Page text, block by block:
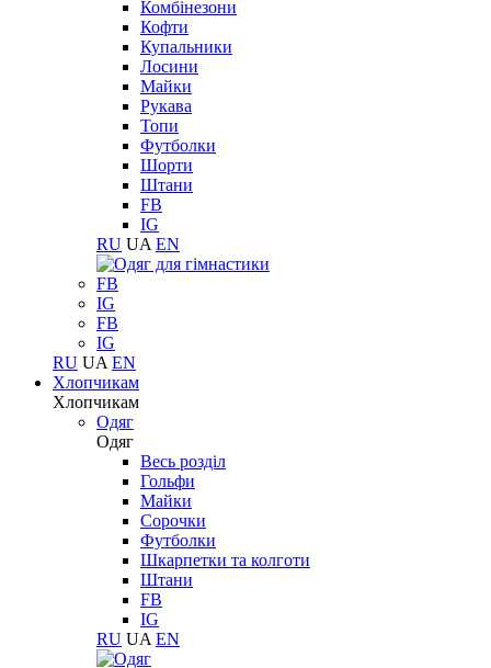
Комбінезони
Кофти
Купальники
Лосини
Майки
Рукава
Топи
Футболки
Шорти
Штани
FB
IG
RU UA EN
FB
IG
FB
IG
RU UA EN
Хлопчикам
Хлопчикам
Одяг
Одяг
Весь розділ
Гольфи
Майки
Сорочки
Футболки
Шкарпетки та колготи
Штани
FB
IG
RU UA EN